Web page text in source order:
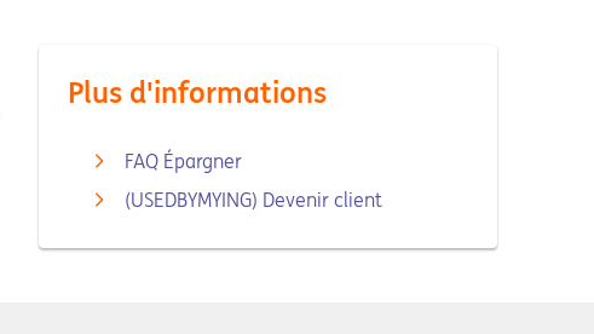
Plus d'informations
FAQ Épargner
(USEDBYMYING) Devenir client